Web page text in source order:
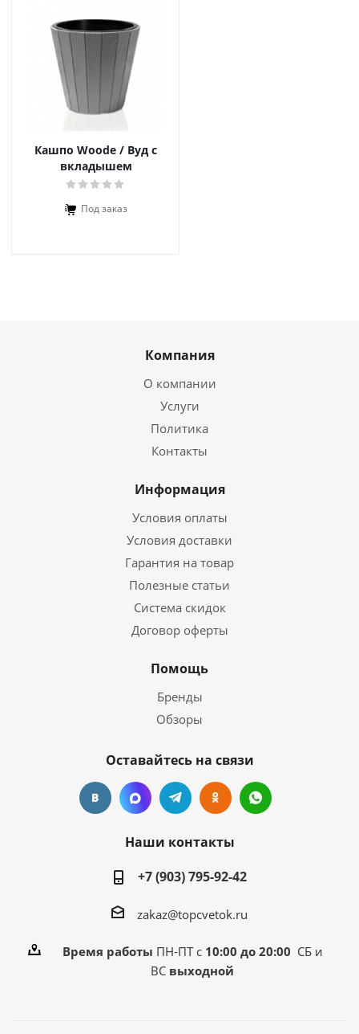
Кашпо Woode / Вуд с
вкладышем
Под заказ
Компания
О компании
Услуги
Политика
Контакты
Информация
Условия оплаты
Условия доставки
Гарантия на товар
Полезные статьи
Система скидок
Договор оферты
Помощь
Бренды
Обзоры
Оставайтесь на связи
Наши контакты
+7 (903) 795-92-42
zakaz@topcvetok.ru
Время работы ПН-ПТ с 10:00 до 20:00 СБ и
ВС выходной